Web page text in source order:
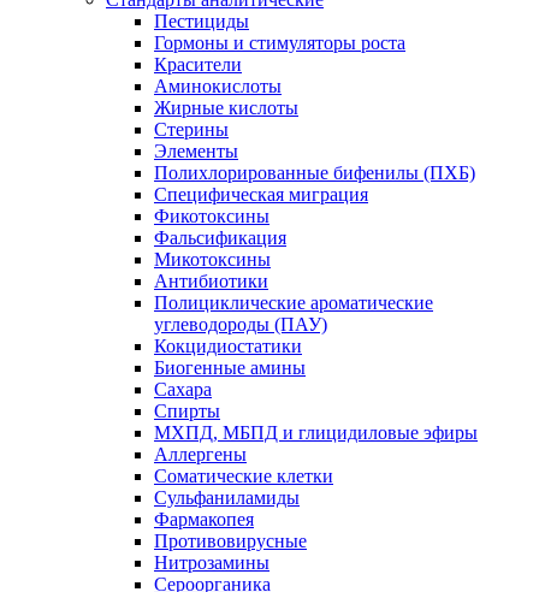
Пестициды
Гормоны и стимуляторы роста
Красители
Аминокислоты
Жирные кислоты
Стерины
Элементы
Полихлорированные бифенилы (ПХБ)
Специфическая миграция
Фикотоксины
Фальсификация
Микотоксины
Антибиотики
Полициклические ароматические
углеводороды (ПАУ)
Кокцидиостатики
Биогенные амины
Сахара
Спирты
МХПД, МБПД и глицидиловые эфиры
Аллергены
Соматические клетки
Сульфаниламиды
Фармакопея
Противовирусные
Нитрозамины
Сероорганика